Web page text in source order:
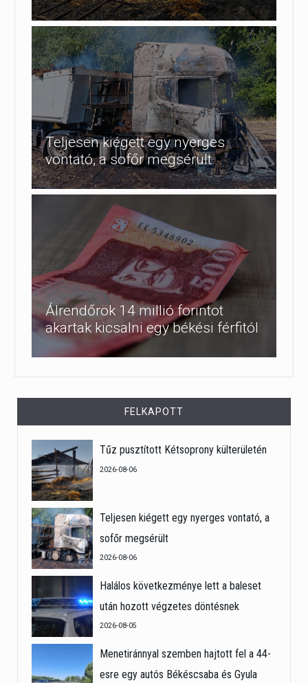
Teljesen kiégett egy nyerges
vontató, a sofőr megsérült
Álrendőrök 14 millió forintot
akartak kicsalni egy békési férfitól
FELKAPOTT
Tűz pusztított Kétsoprony külterületén
2026-08-06
Teljesen kiégett egy nyerges vontató, a
sofőr megsérült
2026-08-06
Halálos következménye lett a baleset
után hozott végzetes döntésnek
2026-08-05
Menetiránnyal szemben hajtott fel a 44-
esre egy autós Békéscsaba és Gyula